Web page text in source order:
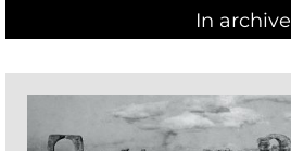
In archive